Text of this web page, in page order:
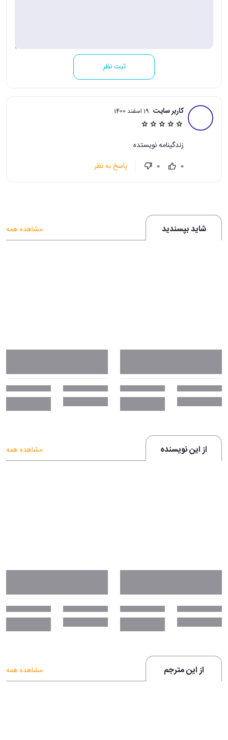
ثبت نظر
کاربر سایت 19 اسفند 1400
زندگینامه نویستده
0
0 پاسخ به نظر
شاید بپسندید مشاهده همه
از این نویسنده مشاهده همه
از این مترجم مشاهده همه